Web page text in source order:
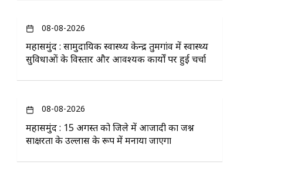
08-08-2026
महासमुंद : सामुदायिक स्वास्थ्य केन्द्र तुमगांव में स्वास्थ्य
सुविधाओं के विस्तार और आवश्यक कार्यों पर हुई चर्चा
08-08-2026
महासमुंद : 15 अगस्त को जिले में आजादी का जश्न
साक्षरता के उल्लास के रूप में मनाया जाएगा